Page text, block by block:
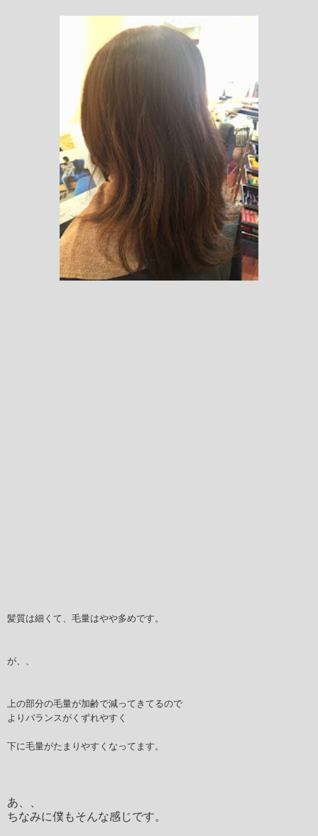
髪質は細くて、毛量はやや多めです。
が、、
上の部分の毛量が加齢で減ってきてるので
よりバランスがくずれやすく
下に毛量がたまりやすくなってます。
あ、、
ちなみに僕もそんな感じです。